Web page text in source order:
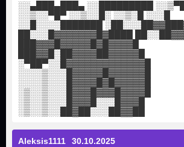
░░▄███▄███▄ ░░█████████
░░▒░░▀█▀ ░░▒░░█░ ░░▒░█ ░░░█
░░█░░░░███████
██░░░█▓▓▓▓▓▓▓█▓████
███▓▓▓█▓▓▓▓▓█▓█▓▓▓▓█
███▓▓█░██▓▓▓▓██▓▓▓▓▓█
░▀██▀░░█▓▓▓▓▓▓▓▓▓▓▓▓▓█
░░░░▒░░░█▓▓▓▓▓█▓▓▓▓▓▓█
░░░░▒░░░█▓▓▓▓█▓█▓▓▓▓▓█
░▒░░▒░░░█▓▓▓█▓▓▓█▓▓▓▓█
░▒░░▒░░░█▓▓▓█░░░█▓▓▓█
░▒░░▒░░██▓██░░░██▓▓██
Aleksis1111 30.10.2025